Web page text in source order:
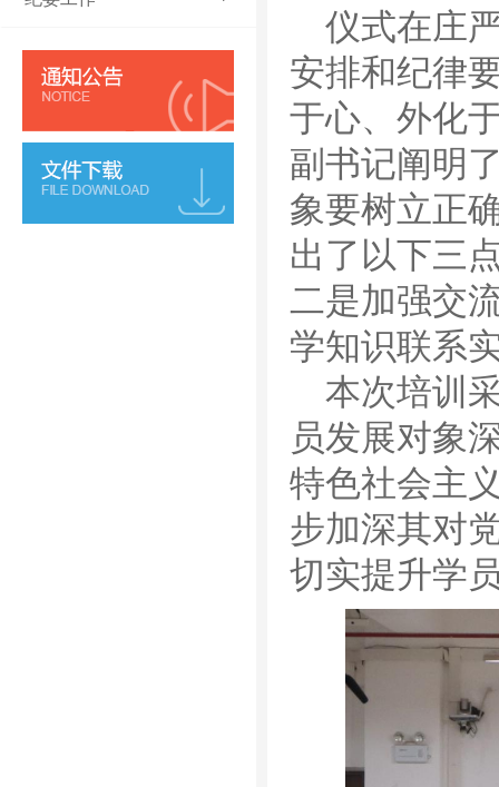
仪式在庄
安排和纪律
于心、外化
副书记阐明
象要树立正
出了以下三
二是加强交
学知识联系
本次培训
员发展对象
特色社会主
步加深其对
切实提升学